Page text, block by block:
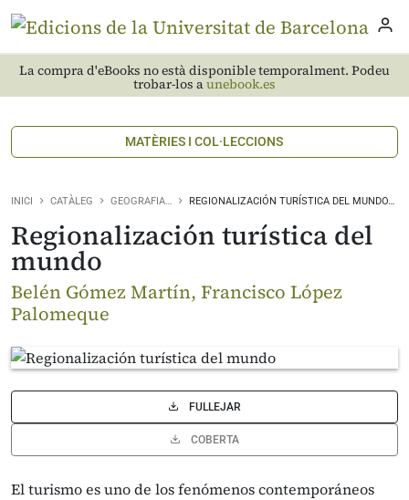
La compra d'eBooks no està disponible temporalment. Podeu
trobar-los aunebook.es
MATÈRIES I COL·LECCIONS
INICI CATÀLEG GEOGRAFIA… REGIONALIZACIÓN TURÍSTICA DEL MUNDO…
Regionalización turística del
mundo
Belén Gómez Martín, Francisco López
Palomeque
FULLEJAR
COBERTA
El turismo es uno de los fenómenos contemporáneos